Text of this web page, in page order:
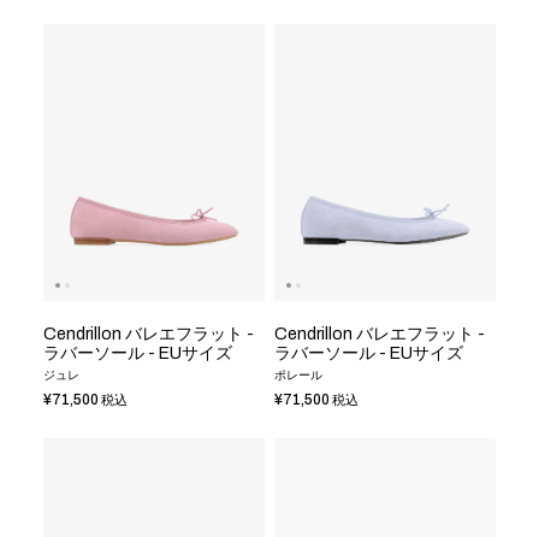
Cendrillon バレエフラット -
ラバーソール - EUサイズ
ジュレ
¥71,500 税込
Cendrillon バレエフラット -
ラバーソール - EUサイズ
ポレール
¥71,500 税込